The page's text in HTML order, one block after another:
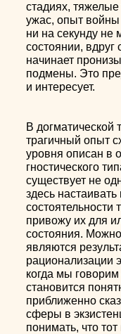
стадиях,
ужас, опыт войны
ни на секунду
состоянии, вдруг
начинает
подмены. Это
и интересует.
В догматической
трагичный опыт
уровня описан в
гностического
существует не
здесь
состоятельности
привожу их для
состояния.
являются
рационализации
когда мы
становится
приближенно
сферы в
понимать, что